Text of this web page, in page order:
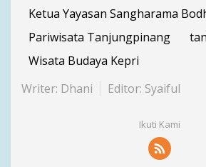
Ketua Yayasan Sangharama
Pariwisata Tanjungpinang
Wisata Budaya Kepri
Writer: Dhani
Editor: Syaiful
Ikuti Kami